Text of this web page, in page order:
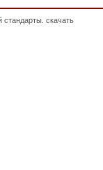
стандарты. скачать